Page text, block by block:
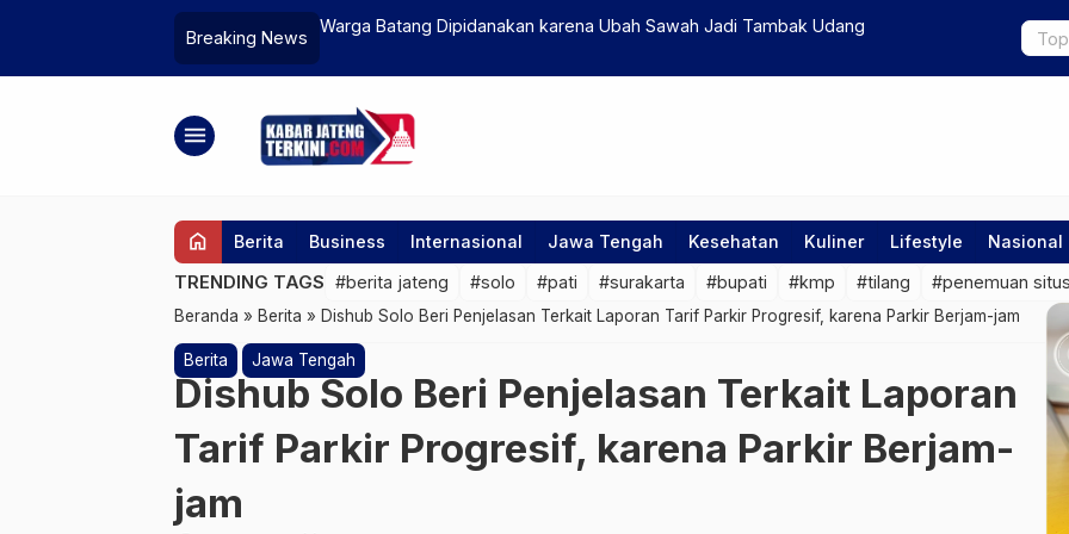
Breaking News
Warga Batang Dipidanakan karena Ubah Sawah Jadi Tambak Udang Kompak
menu
home Berita Business Internasional Jawa Tengah Kesehatan Kuliner Lifestyle Nasional
TRENDING TAGS #berita jateng #solo #pati #surakarta #bupati #kmp #tilang #penemuan
Beranda » Berita » Dishub Solo Beri Penjelasan Terkait Laporan Tarif Parkir Progresif, karena Parkir Berjam-jam
Berita Jawa Tengah
Dishub Solo Beri Penjelasan Terkait Laporan
Tarif Parkir Progresif, karena Parkir Berjam-
jam